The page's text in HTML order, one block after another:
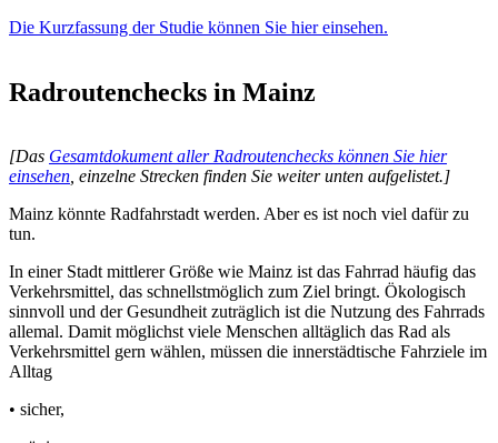
Die Kurzfassung der Studie können Sie hier einsehen.
Radroutenchecks in Mainz
[Das Gesamtdokument aller Radroutenchecks können Sie hier
einsehen, einzelne Strecken finden Sie weiter unten aufgelistet.]
Mainz könnte Radfahrstadt werden. Aber es ist noch viel dafür zu
tun.
In einer Stadt mittlerer Größe wie Mainz ist das Fahrrad häufig das
Verkehrsmittel, das schnellstmöglich zum Ziel bringt. Ökologisch
sinnvoll und der Gesundheit zuträglich ist die Nutzung des Fahrrads
allemal. Damit möglichst viele Menschen alltäglich das Rad als
Verkehrsmittel gern wählen, müssen die innerstädtische Fahrziele im
Alltag
• sicher,